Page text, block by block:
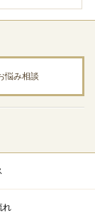
悩み相談
れ